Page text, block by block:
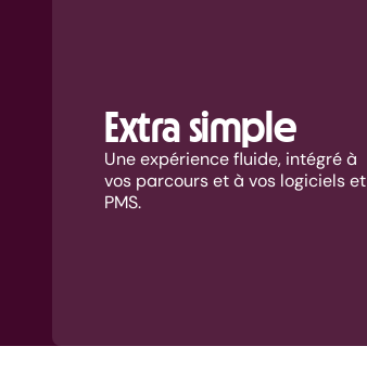
Extra simple
Une expérience fluide, intégré à
vos parcours et à vos logiciels et
PMS.